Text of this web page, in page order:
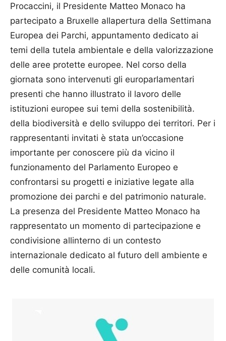
Procaccini, il Presidente Matteo Monaco ha
partecipato a Bruxelle allapertura della Settimana
Europea dei Parchi, appuntamento dedicato ai
temi della tutela ambientale e della valorizzazione
delle aree protette europee. Nel corso della
giornata sono intervenuti gli europarlamentari
presenti che hanno illustrato il lavoro delle
istituzioni europee sui temi della sostenibilità.
della biodiversità e dello sviluppo dei territori. Per i
rappresentanti invitati è stata un’occasione
importante per conoscere più da vicino il
funzionamento del Parlamento Europeo e
confrontarsi su progetti e iniziative legate alla
promozione dei parchi e del patrimonio naturale.
La presenza del Presidente Matteo Monaco ha
rappresentato un momento di partecipazione e
condivisione allinterno di un contesto
internazionale dedicato al futuro dell ambiente e
delle comunità locali.